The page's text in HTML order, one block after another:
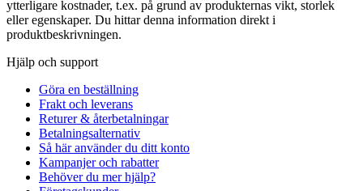
ytterligare kostnader, t.ex. på grund av produkternas vikt, storlek
eller egenskaper. Du hittar denna information direkt i
produktbeskrivningen.
Hjälp och support
Göra en beställning
Frakt och leverans
Returer & återbetalningar
Betalningsalternativ
Så här använder du ditt konto
Kampanjer och rabatter
Behöver du mer hjälp?